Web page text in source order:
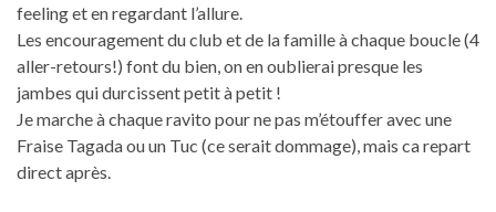
feeling et en regardant l’allure.
Les encouragement du club et de la famille à chaque boucle (4
aller-retours!) font du bien, on en oublierai presque les
jambes qui durcissent petit à petit !
Je marche à chaque ravito pour ne pas m’étouffer avec une
Fraise Tagada ou un Tuc (ce serait dommage), mais ca repart
direct après.